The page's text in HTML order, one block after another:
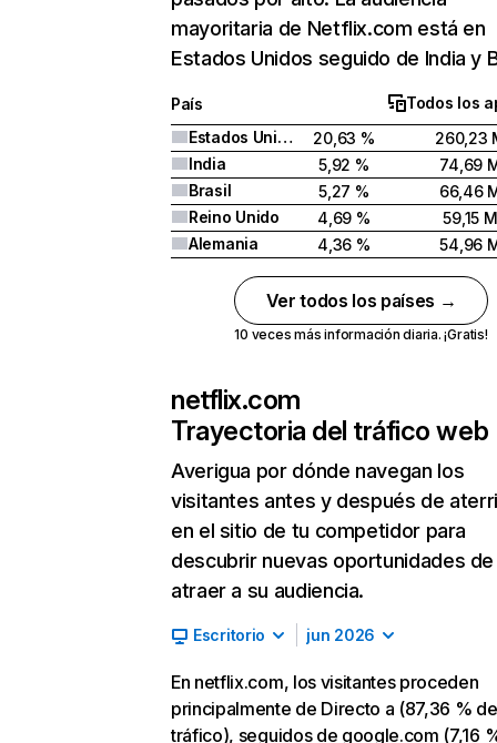
mayoritaria de Netflix.com está en
Estados Unidos seguido de India y
País
Todos los
Estados Unidos
20,63 %
260,23
India
5,92 %
74,69
Brasil
5,27 %
66,46
Reino Unido
4,69 %
59,15 M
Alemania
4,36 % 54,96
Ver todos los países →
10 veces más información diaria. ¡Gratis!
netflix.com
Trayectoria del tráfico web
Averigua por dónde navegan los
visitantes antes y después de
en el sitio de tu competidor para
descubrir nuevas oportunidades de
atraer a su audiencia.
Escritorio jun 2026
En netflix.com, los visitantes proceden
principalmente de Directo a (87,36 % de
tráfico), seguidos de google.com (7,16